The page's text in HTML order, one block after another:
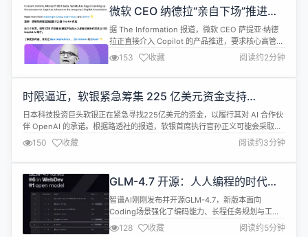
动态侵权分析；江苏与浙江两省更是推出了多个 AI
智能体平台，涵盖了从企业...
微软 CEO 纳德拉“亲自下场”推进
Copilot 产品升级
据 The Information 报道，微软 CEO 萨提亚·纳德
拉正直接介入 Copilot 的产品推进，要求核心高管和
技术团队加快功能改进节奏，以应对日益激烈的 AI
助手竞争。他不再只做战略指导，而是直接介入产品
细节，与技术团队频繁沟通，敦促相关负责人加快
繁参与 Copilot 的内部讨论与产...
153 收藏 阅读约2分钟
时限逼近，软银紧急筹集 225 亿美元资金支持
OpenAI
日本科技投资巨头软银正在紧急寻找225亿美元的资金，以履行其对 AI 合作伙
伴 OpenAI 的承诺。根据路透社的报道，软银首席执行官孙正义可能会采取多
种措施来筹集这笔资金，包括利用与英国芯片设计公司 Arm Holdings 的股权
相关的未动用保证金贷款。 软银是 OpenAI 主要的资金支持者之一，参与了价
值5000亿美元的 “星际网” 数据中心计划，该...
150 收藏 阅读约3分钟
GLM-4.7 开源：人人编程的时代到
来
智谱AI刚刚发布并开源GLM-4.7，新版本面向
Coding场景强化了编码能力、长程任务规划与工具
协同，并在多项主流公开基准测试中取得开源模型中
的领先表现。 目前，GLM-4.7已通过BigModel.cn
128 收藏 阅读约5分钟